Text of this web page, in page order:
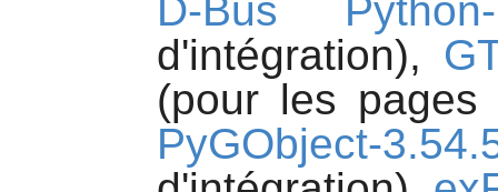
D-Bus Python-
d'intégration),
(pour les
PyGObject-